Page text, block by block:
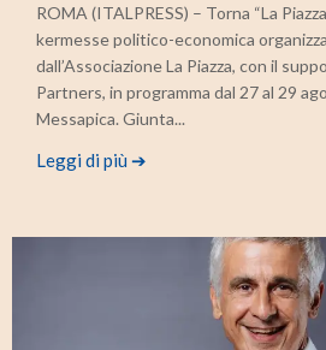
ROMA (ITALPRESS) – Torna “La
kermesse politico-economica
dall’Associazione La Piazza, con il
Partners, in programma dal 27 al 29
Messapica. Giunta...
Leggi di più ➔